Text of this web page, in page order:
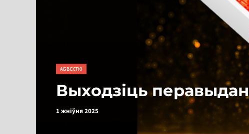
АБВЕСТКІ
Выходзіць
1 жніўня 2025